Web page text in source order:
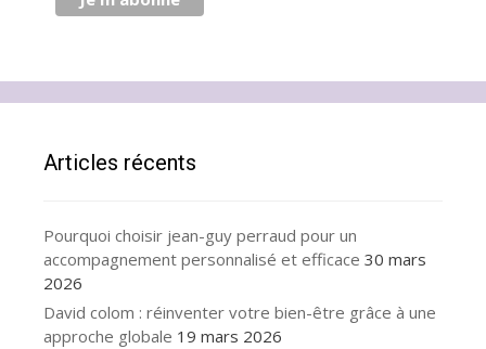
Articles récents
Pourquoi choisir jean-guy perraud pour un
accompagnement personnalisé et efficace 30 mars
2026
David colom : réinventer votre bien-être grâce à une
approche globale 19 mars 2026